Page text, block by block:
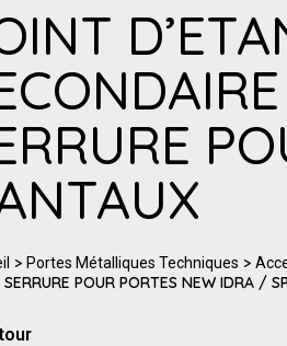
> Portes Métalliques Techniques >
POUR PORTES NEW IDRA /